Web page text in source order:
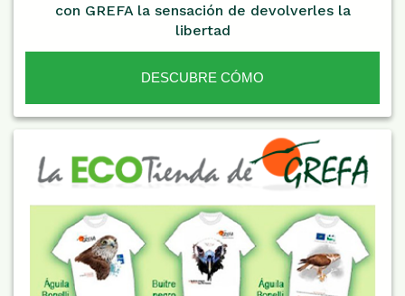
con GREFA la sensación de devolverles la
libertad
DESCUBRE CÓMO